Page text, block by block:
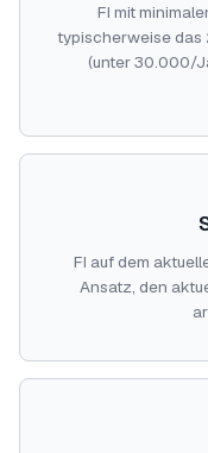
FI mit
typischerweise das
(unter 30.000/
FI auf dem
Ansatz, den